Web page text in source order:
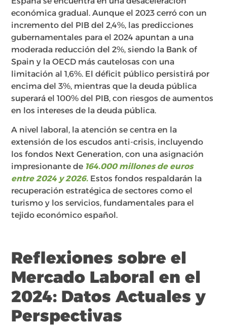
económica gradual. Aunque el 2023 cerró con un
incremento del PIB del 2,4%, las predicciones
gubernamentales para el 2024 apuntan a una
moderada reducción del 2%, siendo la Bank of
Spain y la OECD más cautelosas con una
limitación al 1,6%. El déficit público persistirá por
encima del 3%, mientras que la deuda pública
superará el 100% del PIB, con riesgos de aumentos
en los intereses de la deuda pública.
A nivel laboral, la atención se centra en la
extensión de los escudos anti-crisis, incluyendo
los fondos Next Generation, con una asignación
impresionante de 164.000 millones de euros
entre 2024 y 2026. Estos fondos respaldarán la
recuperación estratégica de sectores como el
turismo y los servicios, fundamentales para el
tejido económico español.
Reflexiones sobre el
Mercado Laboral en el
2024: Datos Actuales y
Perspectivas